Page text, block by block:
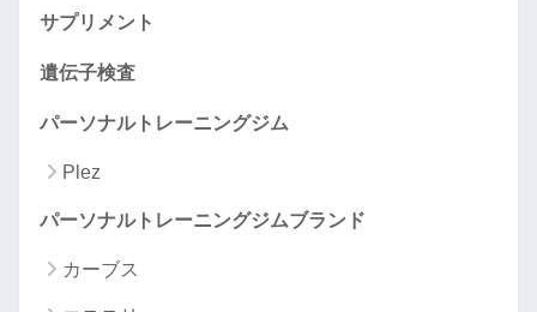
サプリメント
遺伝子検査
パーソナルトレーニングジム
Plez
パーソナルトレーニングジムブランド
カーブス